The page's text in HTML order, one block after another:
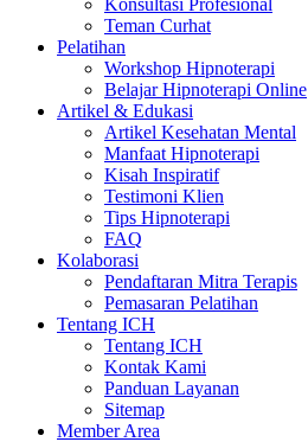
Konsultasi Profesional
Teman Curhat
Pelatihan
Workshop Hipnoterapi
Belajar Hipnoterapi Online
Artikel & Edukasi
Artikel Kesehatan Mental
Manfaat Hipnoterapi
Kisah Inspiratif
Testimoni Klien
Tips Hipnoterapi
FAQ
Kolaborasi
Pendaftaran Mitra Terapis
Pemasaran Pelatihan
Tentang ICH
Tentang ICH
Kontak Kami
Panduan Layanan
Sitemap
Member Area